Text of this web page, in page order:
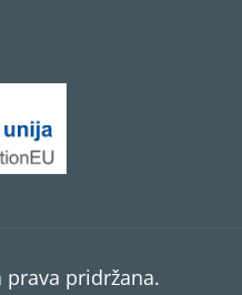
prava pridržana.